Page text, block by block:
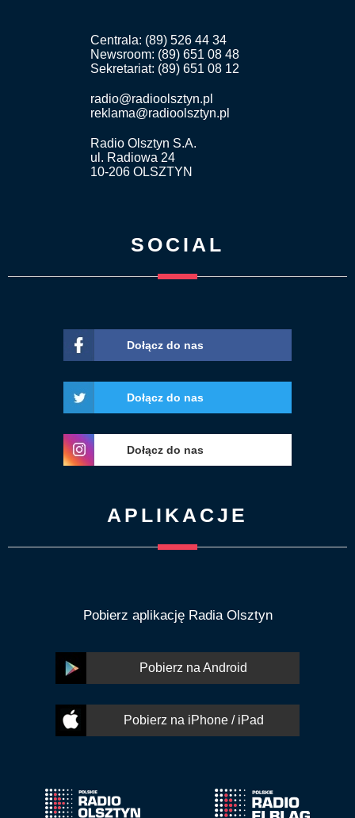
Centrala: (89) 526 44 34
Newsroom: (89) 651 08 48
Sekretariat: (89) 651 08 12
radio@radioolsztyn.pl
reklama@radioolsztyn.pl
Radio Olsztyn S.A.
ul. Radiowa 24
10-206 OLSZTYN
SOCIAL
Dołącz do nas
Dołącz do nas
Dołącz do nas
APLIKACJE
Pobierz aplikację Radia Olsztyn
Pobierz na Android
Pobierz na iPhone / iPad